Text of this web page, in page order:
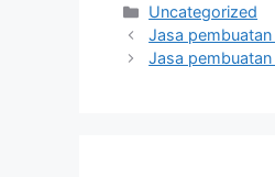
Categories
Uncategorized
Jasa pembuatan
Jasa pembuatan